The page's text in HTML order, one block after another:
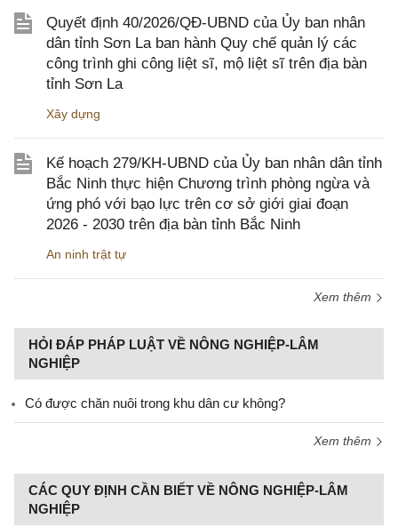
Quyết định 40/2026/QĐ-UBND của Ủy ban nhân
dân tỉnh Sơn La ban hành Quy chế quản lý các
công trình ghi công liệt sĩ, mộ liệt sĩ trên địa bàn
tỉnh Sơn La
Xây dựng
Kế hoạch 279/KH-UBND của Ủy ban nhân dân tỉnh
Bắc Ninh thực hiện Chương trình phòng ngừa và
ứng phó với bạo lực trên cơ sở giới giai đoạn
2026 - 2030 trên địa bàn tỉnh Bắc Ninh
An ninh trật tự
Xem thêm
HỎI ĐÁP PHÁP LUẬT VỀ NÔNG NGHIỆP-LÂM
NGHIỆP
Có được chăn nuôi trong khu dân cư không?
Xem thêm
CÁC QUY ĐỊNH CẦN BIẾT VỀ NÔNG NGHIỆP-LÂM
NGHIỆP